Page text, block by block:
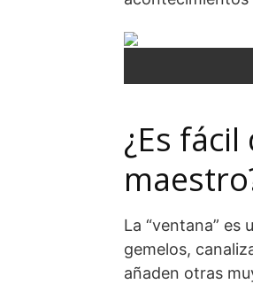
¿Es
La “ventana”
gemelos,
añaden otras